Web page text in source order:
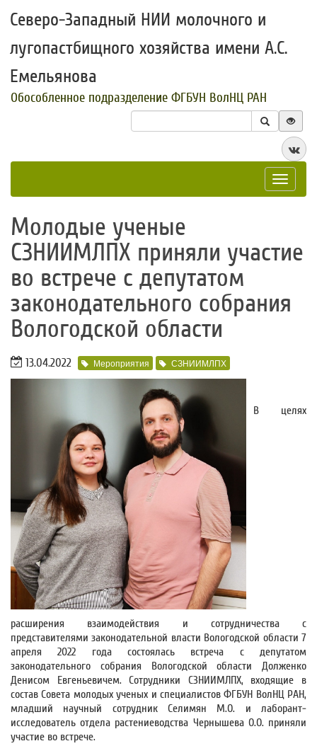
Северо-Западный НИИ молочного и
лугопастбищного хозяйства имени А.С.
Емельянова
Обособленное подразделение ФГБУН ВолНЦ РАН
Toggle
Молодые ученые
СЗНИИМЛПХ приняли участие
во встрече с депутатом
законодательного собрания
Вологодской области
13.04.2022 Мероприятия СЗНИИМЛПХ
В целях
расширения взаимодействия и сотрудничества с
представителями законодательной власти Вологодской области 7
апреля 2022 года состоялась встреча с депутатом
законодательного собрания Вологодской области Долженко
Денисом Евгеньевичем. Сотрудники СЗНИИМЛПХ, входящие в
состав Совета молодых ученых и специалистов ФГБУН ВолНЦ РАН,
младший научный сотрудникСелимян М.О. и лаборант-
исследователь отдела растениеводства Чернышева О.О. приняли
участие во встрече.